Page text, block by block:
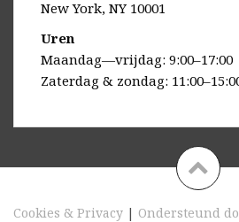
New York, NY 10001
Uren
Maandag—vrijdag: 9:00–17:00
Zaterdag & zondag:
Cookies & Privacy | Ondersteund